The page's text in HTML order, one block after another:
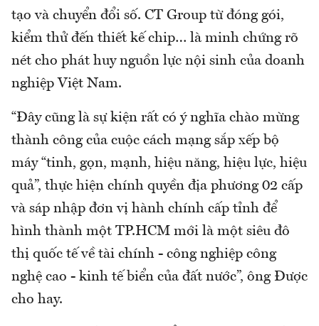
tạo và chuyển đổi số. CT Group từ đóng gói,
kiểm thử đến thiết kế chip… là minh chứng rõ
nét cho phát huy nguồn lực nội sinh của doanh
nghiệp Việt Nam.
“Đây cũng là sự kiện rất có ý nghĩa chào mừng
thành công của cuộc cách mạng sắp xếp bộ
máy “tinh, gọn, mạnh, hiệu năng, hiệu lực, hiệu
quả”, thực hiện chính quyền địa phương 02 cấp
và sáp nhập đơn vị hành chính cấp tỉnh để
hình thành một TP.HCM mới là một siêu đô
thị quốc tế về tài chính - công nghiệp công
nghệ cao - kinh tế biển của đất nước”, ông Được
cho hay.